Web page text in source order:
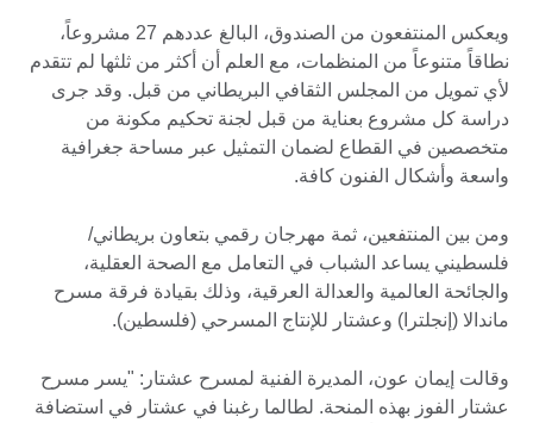
ويعكس المنتفعون من الصندوق، البالغ عددهم 27 مشروعاً،
نطاقاً متنوعاً من المنظمات، مع العلم أن أكثر من ثلثها لم تتقدم
لأي تمويل من المجلس الثقافي البريطاني من قبل. وقد جرى
دراسة كل مشروع بعناية من قبل لجنة تحكيم مكونة من
متخصصين في القطاع لضمان التمثيل عبر مساحة جغرافية
واسعة وأشكال الفنون كافة.
ومن بين المنتفعين، ثمة مهرجان رقمي بتعاون بريطاني/
فلسطيني يساعد الشباب في التعامل مع الصحة العقلية،
والجائحة العالمية والعدالة العرقية، وذلك بقيادة فرقة مسرح
ماندالا (إنجلترا) وعشتار للإنتاج المسرحي (فلسطين).
وقالت إيمان عون، المديرة الفنية لمسرح عشتار: "يسر مسرح
عشتار الفوز بهذه المنحة. لطالما رغبنا في عشتار في استضافة